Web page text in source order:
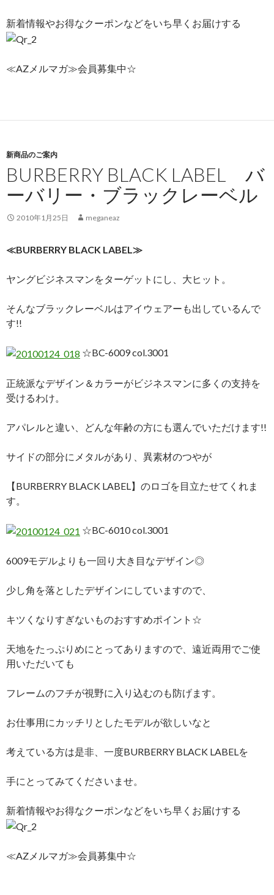
新着情報やお得なクーポンなどをいち早くお届けする
≪AZメルマガ≫会員募集中☆
新商品のご案内
BURBERRY BLACK LABEL バ
ーバリー・ブラックレーベル
2010年1月25日 meganeaz
≪BURBERRY BLACK LABEL≫
ヤングビジネスマンをターゲットにし、大ヒット。
そんなブラックレーベルはアイウェアーも出しているんで
す!!
☆BC-6009 col.3001
正統派なデザイン＆カラーがビジネスマンに多くの支持を
受けるわけ。
アパレルと違い、どんな年齢の方にも選んでいただけます!!
サイドの部分にメタルがあり、異素材のつやが
【BURBERRY BLACK LABEL】のロゴを目立たせてくれま
す。
☆BC-6010 col.3001
6009モデルよりも一回り大き目なデザイン◎
少し角を落としたデザインにしていますので、
キツくなりすぎないものおすすめポイント☆
天地をたっぷりめにとってありますので、遠近両用でご使
用いただいても
フレームのフチが視野に入り込むのも防げます。
お仕事用にカッチリとしたモデルが欲しいなと
考えている方は是非、一度BURBERRY BLACK LABELを
手にとってみてくださいませ。
新着情報やお得なクーポンなどをいち早くお届けする
≪AZメルマガ≫会員募集中☆